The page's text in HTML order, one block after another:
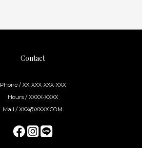
Contact
Phone / XX-XXX-XXX-XXX
Hours / XXXX-XXXX
Mail / XXX@XXXX.COM